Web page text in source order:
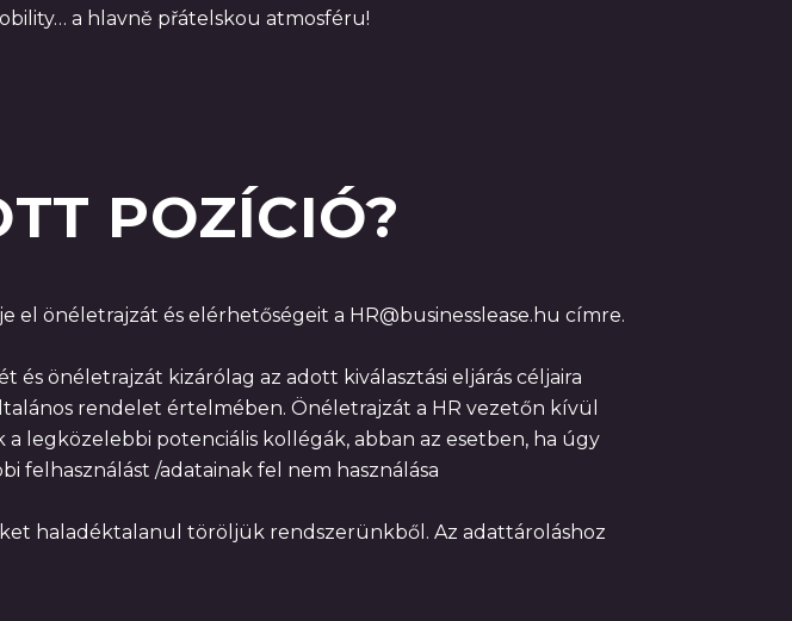
a hlavně přátelskou atmosféru!
POZÍCIÓ?
önéletrajzát és elérhetőségeit a HR@businesslease.hu címre.
önéletrajzát kizárólag az adott kiválasztási eljárás céljaira
rendelet értelmében. Önéletrajzát a HR vezetőn kívül
legközelebbi potenciális kollégák, abban az esetben, ha úgy
felhasználást /adatainak fel nem használása
haladéktalanul töröljük rendszerünkből. Az adattároláshoz